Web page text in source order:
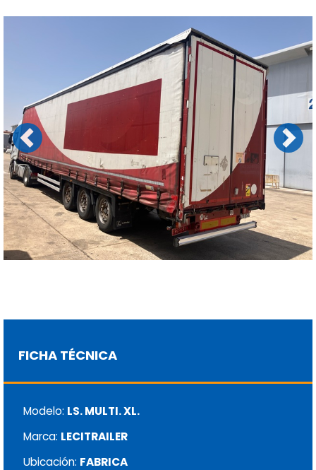
Previous Next
FICHA TÉCNICA
Modelo: LS. MULTI. XL.
Marca: LECITRAILER
Ubicación: FABRICA